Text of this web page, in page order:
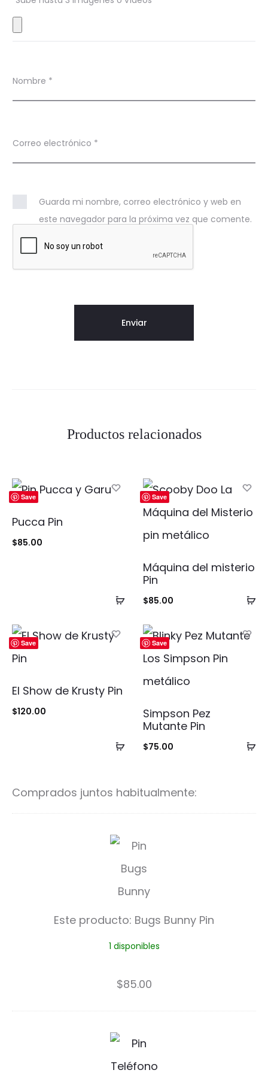
e
s
Nombre *
Correo electrónico *
Guarda mi nombre, correo electrónico y web en
este navegador para la próxima vez que comente.
Productos relacionados
Save
Añadir
carrito
Pucca Pin
$85.00
Save
Máquina del misterio
Pin
$85.00
Save
Añadir
El Show de Krusty Pin
$120.00
Save
Simpson Pez
Mutante Pin
$75.00
Comprados juntos habitualmente:
B
u
g
u
n
P
i
Este producto: Bugs Bunny Pin
1 disponibles
$85.00
L
a